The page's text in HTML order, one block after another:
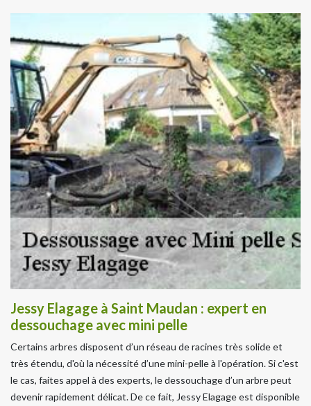
Jessy Elagage à Saint Maudan : expert en
dessouchage avec mini pelle
Certains arbres disposent d’un réseau de racines très solide et
très étendu, d'où la nécessité d’une mini-pelle à l'opération. Si c'est
le cas, faites appel à des experts, le dessouchage d’un arbre peut
devenir rapidement délicat. De ce fait, Jessy Elagage est disponible